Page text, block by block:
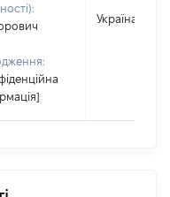
Україна